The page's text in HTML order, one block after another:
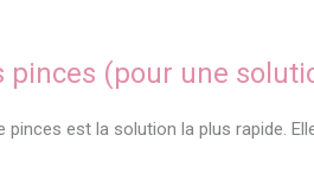
pinces (pour une
est la solution la plus rapide.